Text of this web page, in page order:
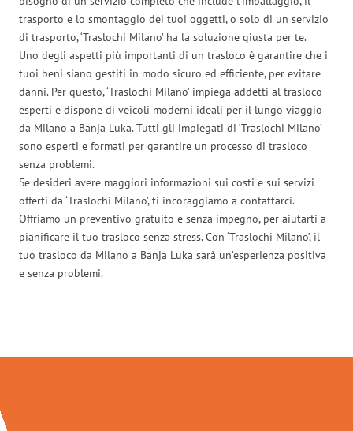
trasporto e lo smontaggio dei tuoi oggetti, o solo di un servizio
di trasporto, ‘Traslochi Milano’ ha la soluzione giusta per te.
Uno degli aspetti più importanti di un trasloco è garantire che i
tuoi beni siano gestiti in modo sicuro ed efficiente, per evitare
danni. Per questo, ‘Traslochi Milano’ impiega addetti al trasloco
esperti e dispone di veicoli moderni ideali per il lungo viaggio
da Milano a Banja Luka. Tutti gli impiegati di ‘Traslochi Milano’
sono esperti e formati per garantire un processo di trasloco
senza problemi.
Se desideri avere maggiori informazioni sui costi e sui servizi
offerti da ‘Traslochi Milano’, ti incoraggiamo a contattarci.
Offriamo un preventivo gratuito e senza impegno, per aiutarti a
pianificare il tuo trasloco senza stress. Con ‘Traslochi Milano’, il
tuo trasloco da Milano a Banja Luka sarà un’esperienza positiva
e senza problemi.